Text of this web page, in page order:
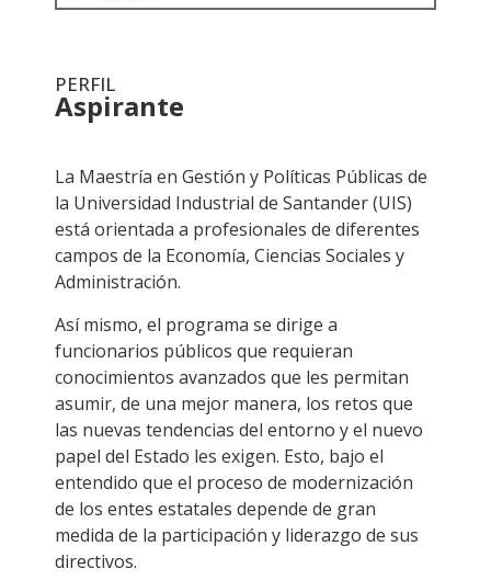
PERFIL
Aspirante
La Maestría en Gestión y Políticas Públicas de
la Universidad Industrial de Santander (UIS)
está orientada a profesionales de diferentes
campos de la Economía, Ciencias Sociales y
Administración.
Así mismo, el programa se dirige a
funcionarios públicos que requieran
conocimientos avanzados que les permitan
asumir, de una mejor manera, los retos que
las nuevas tendencias del entorno y el nuevo
papel del Estado les exigen. Esto, bajo el
entendido que el proceso de modernización
de los entes estatales depende de gran
medida de la participación y liderazgo de sus
directivos.